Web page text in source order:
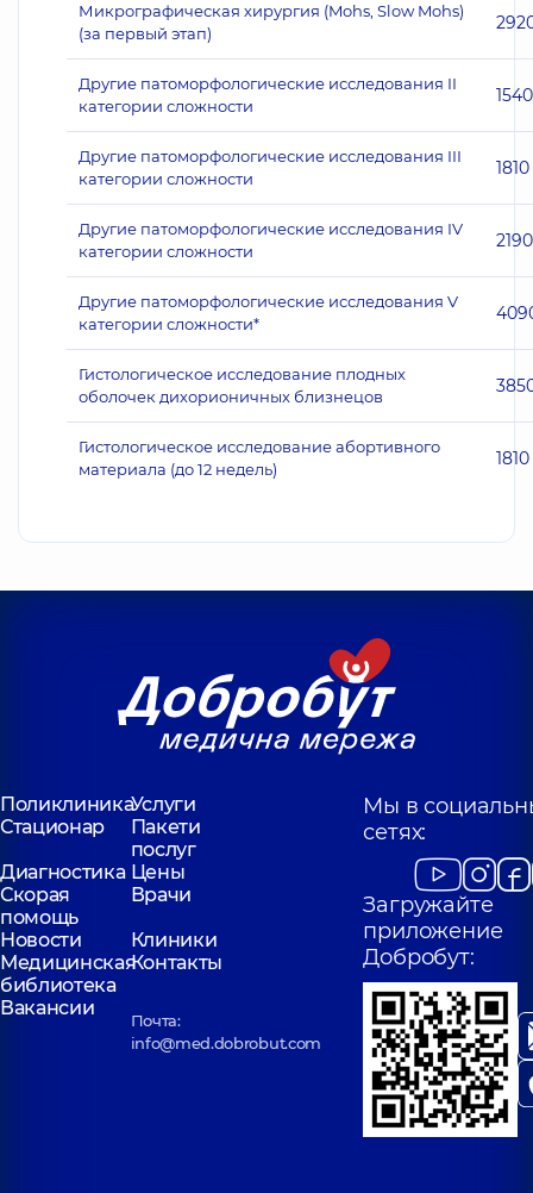
Микрографическая хирургия (Mohs, Slow Mohs)
(за первый этап)
Другие патоморфологические исследования II
категории сложности
1540
Другие патоморфологические исследования III
категории сложности
1810
Другие патоморфологические исследования IV
категории сложности
2190
Другие патоморфологические исследования V
категории сложности*
Гистологическое исследование плодных
оболочек дихорионичных близнецов
Гистологическое исследование абортивного
материала (до 12 недель)
1810
ПоликлиникаУслуги
Стационар
Пакети
послуг
Диагностика Цены
Скорая
помощь
Врачи
Новости
Клиники
Медицинская
библиотека
Контакты
Вакансии
Почта:
info@med.dobrobut.com
Мы в
сетях:
Загружайте
приложение
Добробут: